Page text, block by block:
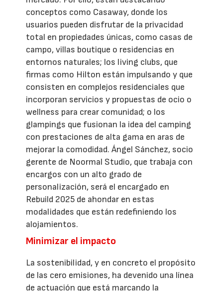
conceptos como Casaway, donde los
usuarios pueden disfrutar de la privacidad
total en propiedades únicas, como casas de
campo, villas boutique o residencias en
entornos naturales; los living clubs, que
firmas como Hilton están impulsando y que
consisten en complejos residenciales que
incorporan servicios y propuestas de ocio o
wellness para crear comunidad; o los
glampings que fusionan la idea del camping
con prestaciones de alta gama en aras de
mejorar la comodidad. Ángel Sánchez, socio
gerente de Noormal Studio, que trabaja con
encargos con un alto grado de
personalización, será el encargado en
Rebuild 2025 de ahondar en estas
modalidades que están redefiniendo los
alojamientos.
Minimizar el impacto
La sostenibilidad, y en concreto el propósito
de las cero emisiones, ha devenido una línea
de actuación que está marcando la